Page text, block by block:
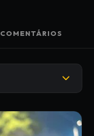
COMENTÁRIOS